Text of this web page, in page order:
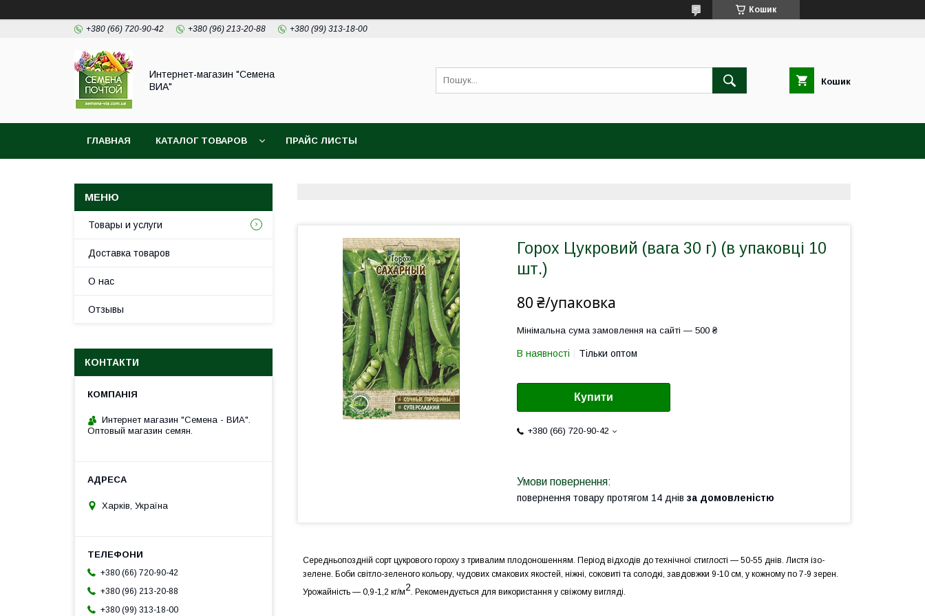
Кошик
+380 (66) 720-90-42 +380 (96) 213-20-88 +380 (99) 313-18-00
Интернет-магазин "Семена
ВИА"
Кошик
ГЛАВНАЯ КАТАЛОГ ТОВАРОВ ПРАЙС ЛИСТЫ
Горох Цукровий (вага 30 г) (в упаковці 10
шт.)
80 ₴/упаковка
Мінімальна сума замовлення на сайті — 500 ₴
В наявності Тільки оптом
Купити
+380 (66) 720-90-42
повернення товару протягом 14 днів за домовленістю
Середньопоздній сорт цукрового гороху з тривалим плодоношенням. Період відходів до технічної стиглості — 50-55 днів. Листя ізо-
зелене. Боби світло-зеленого кольору, чудових смакових якостей, ніжні, соковиті та солодкі, завдовжки 9-10 см, у кожному по 7-9 зерен.
Урожайність — 0,9-1,2 кг/м2 . Рекомендується для використання у свіжому вигляді.
Товары и услуги
Доставка товаров
О нас
Отзывы
КОНТАКТИ
Интернет магазин "Семена - ВИА".
Оптовый магазин семян.
Харків, Україна
+380 (66) 720-90-42
+380 (96) 213-20-88
+380 (99) 313-18-00